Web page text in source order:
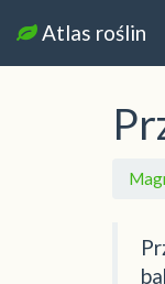
Atlas roślin